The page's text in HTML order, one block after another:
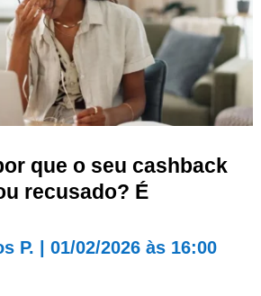
que o seu cashback
recusado? É
P. 01/02/2026 às 16:00